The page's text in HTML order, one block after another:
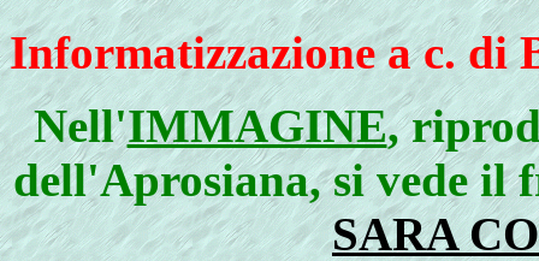
Informatizzazione a c. di
Nell'IMMAGINE,
dell'Aprosiana, si vede il
SARA